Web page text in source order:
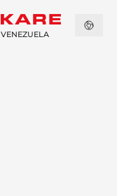
VENEZUELA